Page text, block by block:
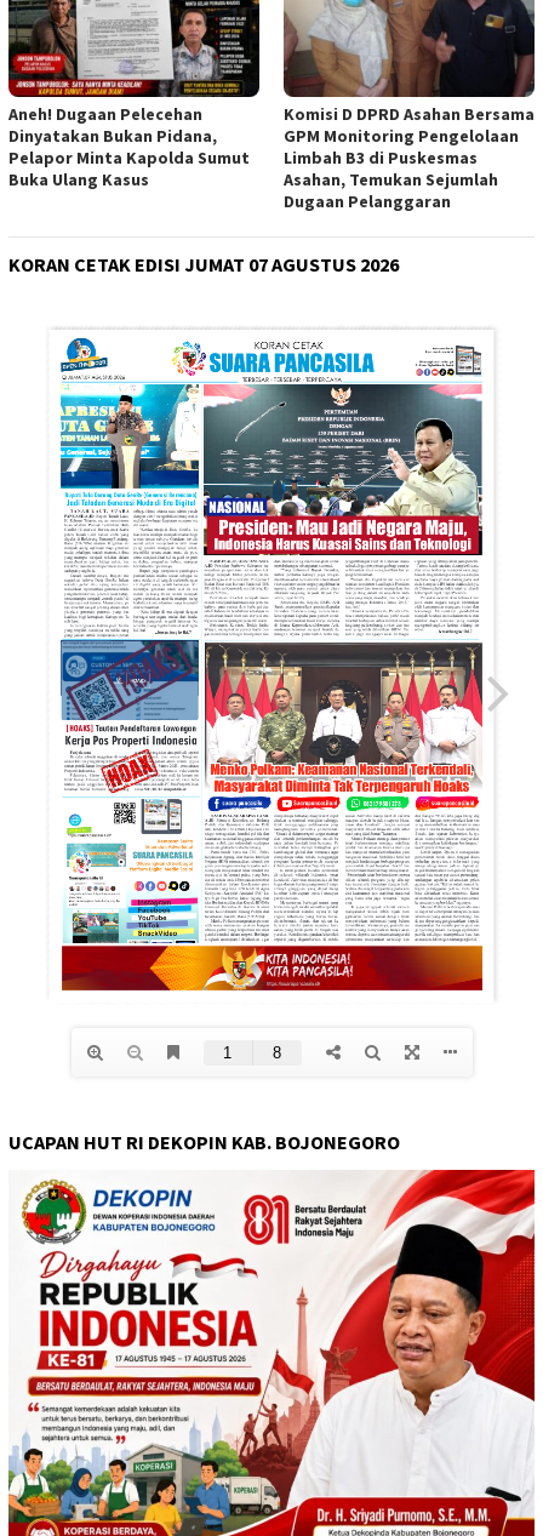
Aneh! Dugaan Pelecehan
Dinyatakan Bukan Pidana,
Pelapor Minta Kapolda Sumut
Buka Ulang Kasus
Komisi D DPRD Asahan Bersama
GPM Monitoring Pengelolaan
Limbah B3 di Puskesmas
Asahan, Temukan Sejumlah
Dugaan Pelanggaran
KORAN CETAK EDISI JUMAT 07 AGUSTUS 2026
UCAPAN HUT RI DEKOPIN KAB. BOJONEGORO